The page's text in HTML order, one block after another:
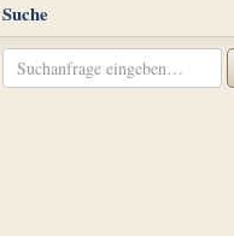
Suche